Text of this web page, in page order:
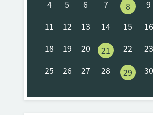
4 5 6 7 8 9
11
12 13 14 15 16
18
19 20 21 22 23
25
26 27 28 29 30